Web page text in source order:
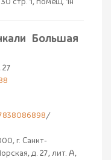
Большая
/
г. Санкт-
д. 27, лит. А,